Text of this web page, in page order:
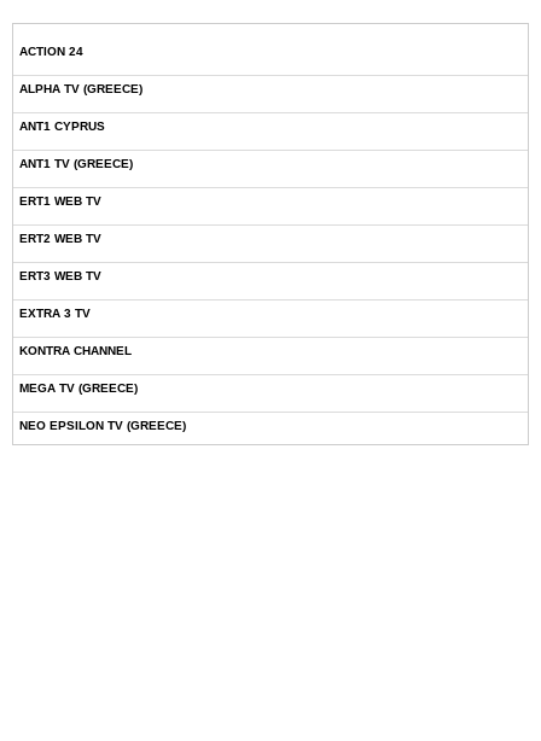
ACTION 24
ALPHA TV (GREECE)
ANT1 CYPRUS
ANT1 TV (GREECE)
ERT1 WEB TV
ERT2 WEB TV
ERT3 WEB TV
EXTRA 3 TV
KONTRA CHANNEL
MEGA TV (GREECE)
NEO EPSILON TV (GREECE)